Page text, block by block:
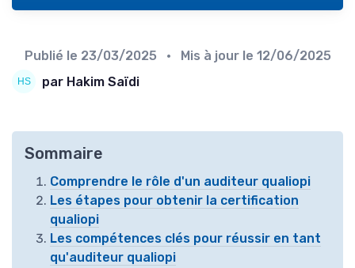
Publié le 23/03/2025 • Mis à jour le 12/06/2025
par Hakim Saïdi
Sommaire
Comprendre le rôle d'un auditeur qualiopi
Les étapes pour obtenir la certification
qualiopi
Les compétences clés pour réussir en tant
qu'auditeur qualiopi